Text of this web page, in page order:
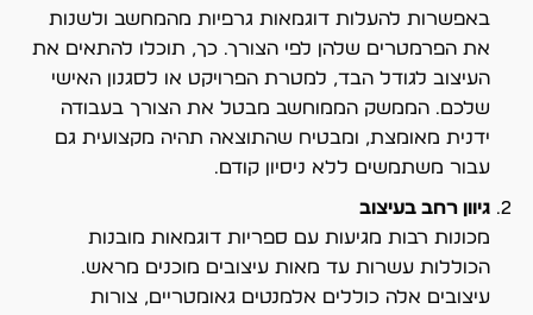
באפשרות להעלות דוגמאות גרפיות מהמחשב ולשנות
את הפרמטרים שלהן לפי הצורך. כך, תוכלו להתאים את
העיצוב לגודל הבד, למטרת הפרויקט או לסגנון האישי
שלכם. הממשק הממוחשב מבטל את הצורך בעבודה
ידנית מאומצת, ומבטיח שהתוצאה תהיה מקצועית גם
עבור משתמשים ללא ניסיון קודם.
גיוון רחב בעיצוב
מכונות רבות מגיעות עם ספריות דוגמאות מובנות
הכוללות עשרות עד מאות עיצובים מוכנים מראש.
עיצובים אלה כוללים אלמנטים גאומטריים, צורות